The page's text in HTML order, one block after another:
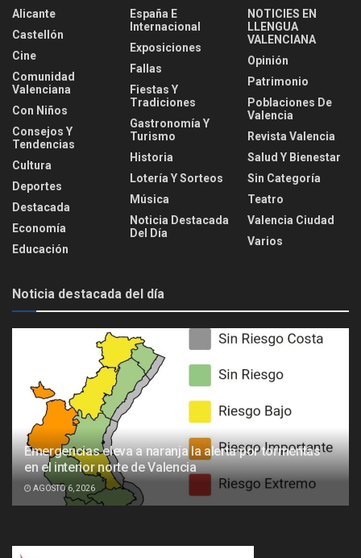
Alicante
Castellón
Cine
Comunidad
Valenciana
Con Niños
Consejos Y
Tendencias
Cultura
Deportes
Destacada
Economía
Educación
España E
Internacional
Exposiciones
Fallas
Fiestas Y
Tradiciones
Gastronomía Y
Turismo
Historia
Lotería Y Sorteos
Música
Noticia Destacada
Del Día
NOTICIES EN
LLENGUA
VALENCIANA
Opinión
Patrimonio
Poblaciones De
Valencia
Revista Valencia
Salud Y Bienestar
Sin Categoría
Teatro
Valencia Ciudad
Varios
Noticia destacada del día
Emergencias eleva a naranja la alerta por tormentas
en el interior norte de Valencia
AGOSTO 6, 2026